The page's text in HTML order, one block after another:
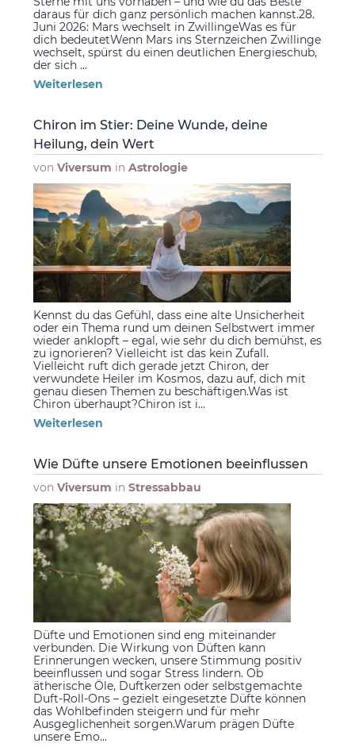
daraus für dich ganz persönlich machen kannst.28.
Juni 2026: Mars wechselt in ZwillingeWas es für
dich bedeutetWenn Mars ins Sternzeichen Zwillinge
wechselt, spürst du einen deutlichen Energieschub,
der sich ...
Weiterlesen
Chiron im Stier: Deine Wunde, deine
Heilung, dein Wert
von Viversum in Astrologie
Kennst du das Gefühl, dass eine alte Unsicherheit
oder ein Thema rund um deinen Selbstwert immer
wieder anklopft – egal, wie sehr du dich bemühst, es
zu ignorieren? Vielleicht ist das kein Zufall.
Vielleicht ruft dich gerade jetzt Chiron, der
verwundete Heiler im Kosmos, dazu auf, dich mit
genau diesen Themen zu beschäftigen.Was ist
Chiron überhaupt?Chiron ist i...
Weiterlesen
Wie Düfte unsere Emotionen beeinflussen
von Viversum in Stressabbau
Düfte und Emotionen sind eng miteinander
verbunden. Die Wirkung von Düften kann
Erinnerungen wecken, unsere Stimmung positiv
beeinflussen und sogar Stress lindern. Ob
ätherische Öle, Duftkerzen oder selbstgemachte
Duft-Roll-Ons – gezielt eingesetzte Düfte können
das Wohlbefinden steigern und für mehr
Ausgeglichenheit sorgen.Warum prägen Düfte
unsere Emo...